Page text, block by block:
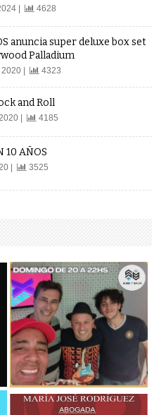
| 4628
anuncia super deluxe box set
Palladium
| 4323
and Roll
| 4185
10 AÑOS
| 3525